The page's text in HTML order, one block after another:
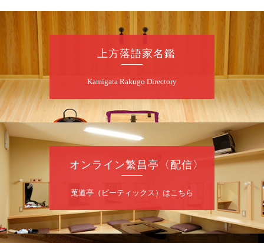
日（土）
第2回 智之介・力造 二人会
笑福亭智之介「昭和任侠伝」「天王寺詣り」
／桂力造「桃太郎」「本膳」／桂二豆「開口
一番」
開演：午前10時（9時30分
開場 ）
前売2,000円 当日 2,500円
お問合せ：智之介・力造 二人会事務局 090-
昼
桂九寿玉／露の瑞／桂きん太郎／いわみせい
じ（似顔絵）／桂米之助／桂文太～仲入～露
上方落語家名鑑
Kamigata Rakugo Directory
オンライン繁昌亭〈配信〉
莵道亭（ピーティックス）はこちら